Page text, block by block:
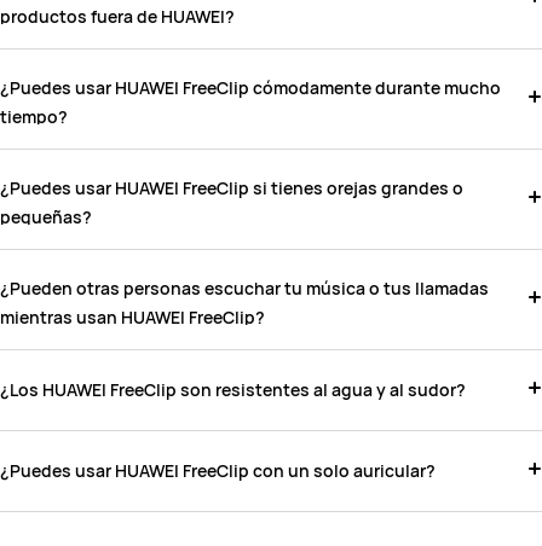
productos fuera de HUAWEI?
¿Puedes usar HUAWEI FreeClip cómodamente durante mucho
tiempo?
¿Puedes usar HUAWEI FreeClip si tienes orejas grandes o
pequeñas?
¿Pueden otras personas escuchar tu música o tus llamadas
mientras usan HUAWEI FreeClip?
¿Los HUAWEI FreeClip son resistentes al agua y al sudor?
¿Puedes usar HUAWEI FreeClip con un solo auricular?